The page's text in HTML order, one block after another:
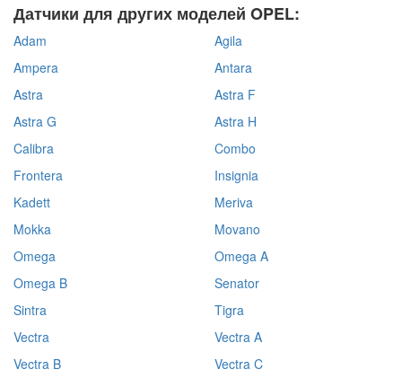
Датчики для других моделей OPEL:
Adam
Agila
Ampera
Antara
Astra
Astra F
Astra G
Astra H
Calibra
Combo
Frontera
Insignia
Kadett
Meriva
Mokka
Movano
Omega
Omega A
Omega B
Senator
Sintra
Tigra
Vectra
Vectra A
Vectra B
Vectra C